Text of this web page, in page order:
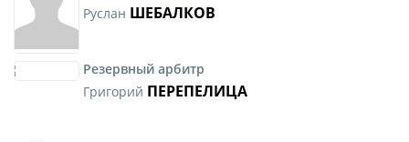
Руслан ШЕБАЛКОВ
Резервный арбитр
Григорий ПЕРЕПЕЛИЦА